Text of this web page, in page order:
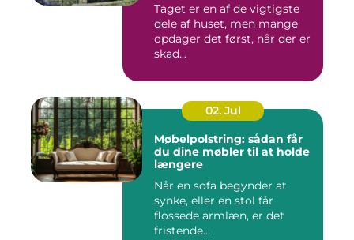
Taget er en af de vigtigste
dele af huset, men mange
opdager det først, når der er
skad...
02. Jul
Møbelpolstring: sådan får
du dine møbler til at holde
længere
Når en sofa begynder at
synke, eller en stol får
flossede armlæn, er det
fristende...